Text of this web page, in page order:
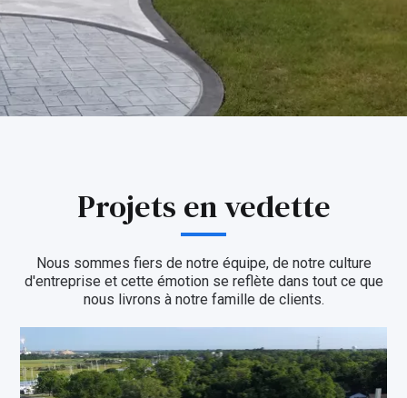
Projets en vedette
Nous sommes fiers de notre équipe, de notre culture
d'entreprise et cette émotion se reflète dans tout ce que
nous livrons à notre famille de clients.